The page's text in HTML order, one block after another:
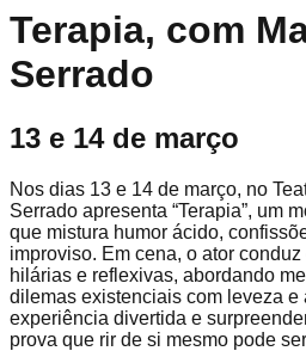
Terapia, com
Serrado
13 e 14 de março
Nos dias 13 e 14 de março, no
Serrado apresenta “Terapia”, um
que mistura humor ácido,
improviso. Em cena, o ator
hilárias e reflexivas, abordando
dilemas existenciais com leveza e
experiência divertida e
prova que rir de si mesmo pode